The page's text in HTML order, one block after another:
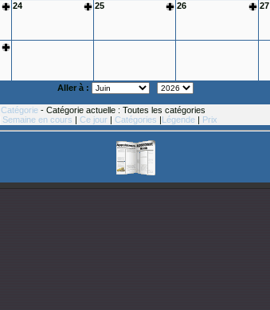
24 25 26 27
Aller à :
Catégorie - Catégorie actuelle : Toutes les catégories
Semaine en cours | Ce jour | Catégories |Légende | Prix